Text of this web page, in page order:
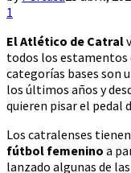
1
El Atlético de Catral
todos los estamentos
categorías bases son
los últimos años y
quieren pisar el pedal
Los catralenses
fútbol femenino a
lanzado algunas de